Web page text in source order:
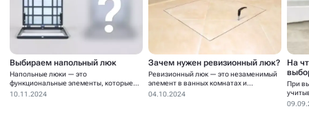
Выбираем напольный люк
Напольные люки — это
функциональные элементы, которые
устанавливаются для...
10.11.2024
Зачем нужен ревизионный люк?
Ревизионный люк — это незаменимый
элемент в ванных комнатах и...
04.10.2024
На
При